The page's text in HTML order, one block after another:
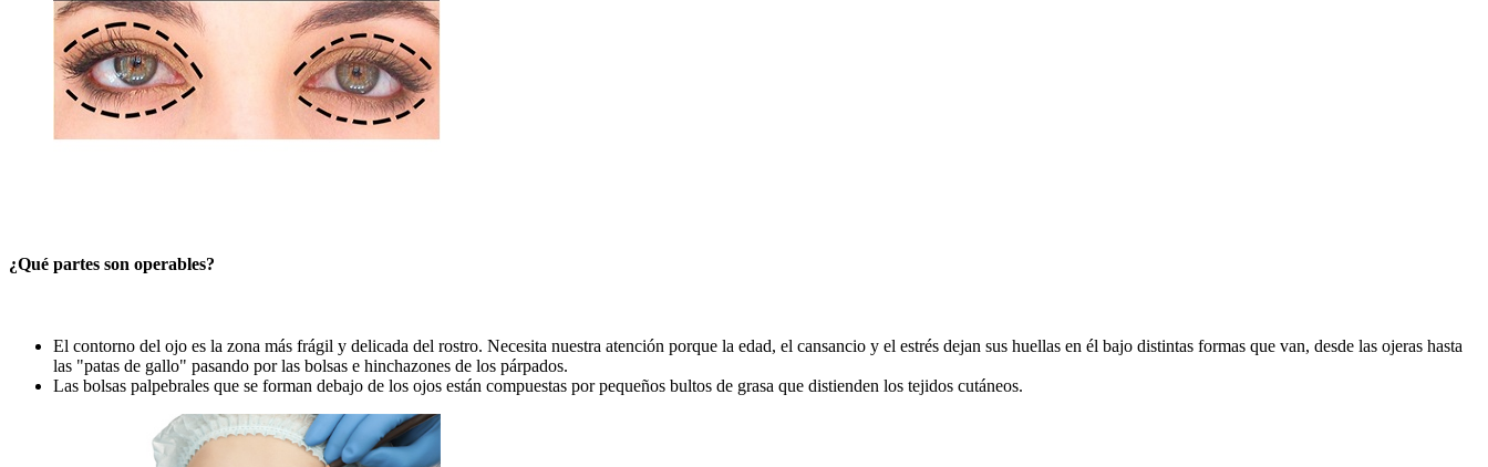
¿Qué partes son operables?
El contorno del ojo es la zona más frágil y delicada del rostro. Necesita nuestra atención porque la edad, el cansancio y el estrés dejan sus huellas en él bajo distintas formas que van, desde las ojeras hasta
las "patas de gallo" pasando por las bolsas e hinchazones de los párpados.
Las bolsas palpebrales que se forman debajo de los ojos están compuestas por pequeños bultos de grasa que distienden los tejidos cutáneos.